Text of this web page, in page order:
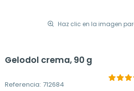
Haz clic en la imagen
Gelodol crema, 90 g
Referencia: 712684